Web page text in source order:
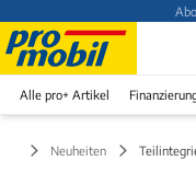
Abo
Alle pro+ Artikel
Neuheiten